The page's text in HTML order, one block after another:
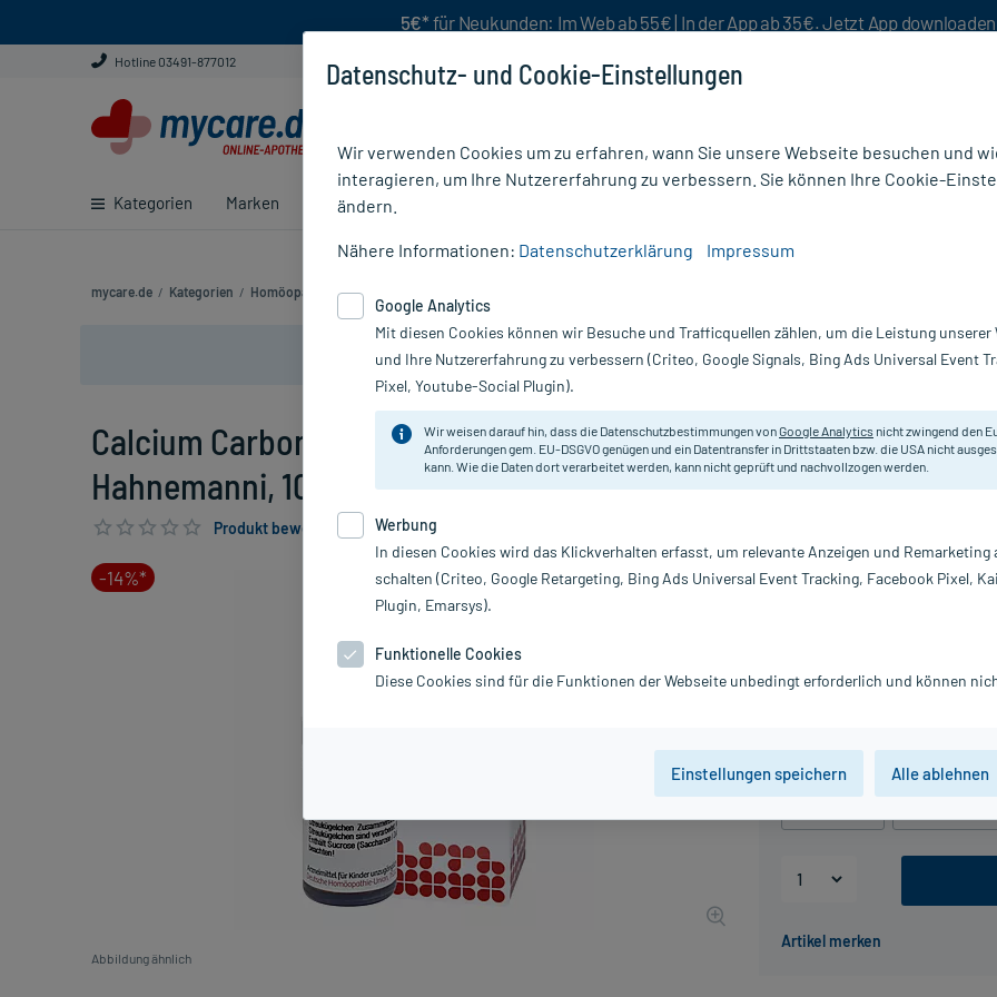
5€* für Neukunden: Im Web ab 55€ | In der App ab 35€. Jetzt App downloaden
Hotline 03491-877012
Kategorien Marken Ratgeber
mycare.de / Kategorien / Homöopathie / Einzelmittel
Nur für kurze Zeit:Gratis-Versand* ab 19€ Mindestbestellwert!
Calcium Carbonicum C 1000 Globuli
Hahnemanni, 10 g
Produkt bewerten & PlusHerzen sichern
-14%*
Abbildung ähnlich
inkl. MwSt. Gratis-Versand innerhalb D.
Packungseinheit
DHU - Einzelmittel
Homöopathisches Arzneimittel.
PZN:
Hersteller:
Datenschutz- und Cookie-Einstellungen
Wir verwenden Cookies um zu erfahren, wann Sie unsere Webseite besuchen und
interagieren, um Ihre Nutzererfahrung zu verbessern. Sie können Ihre Cookie-
ändern.
Nähere Informationen: Datenschutzerklärung Impressum
Google Analytics
Mit diesen Cookies können wir Besuche und Trafficquellen zählen, um die Leistung unserer
und Ihre Nutzererfahrung zu verbessern (Criteo, Google Signals, Bing Ads Universal Event
Pixel, Youtube-Social Plugin).
Wir weisen darauf hin, dass die Datenschutzbestimmungen vonGoogle Analytics nicht zwingend den
Anforderungen gem. EU-DSGVO genügen und ein Datentransfer in Drittstaaten bzw. die USA nicht
kann. Wie die Daten dort verarbeitet werden, kann nicht geprüft und nachvollzogen werden.
Werbung
In diesen Cookies wird das Klickverhalten erfasst, um relevante Anzeigen und Remarketing
schalten (Criteo, Google Retargeting, Bing Ads Universal Event Tracking, Facebook Pixel,
Plugin, Emarsys).
Funktionelle Cookies
Diese Cookies sind für die Funktionen der Webseite unbedingt erforderlich und können
Einstellungen speichern Alle ablehnen